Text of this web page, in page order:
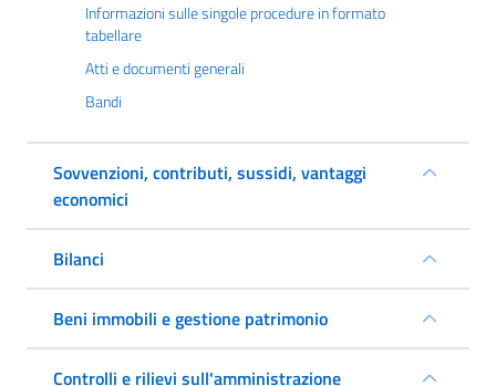
Informazioni sulle singole procedure in formato
tabellare
Atti e documenti generali
Bandi
Sovvenzioni, contributi, sussidi, vantaggi
economici
Bilanci
Beni immobili e gestione patrimonio
Controlli e rilievi sull'amministrazione